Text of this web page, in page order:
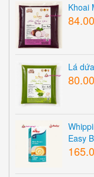
Khoai
Lá
Easy